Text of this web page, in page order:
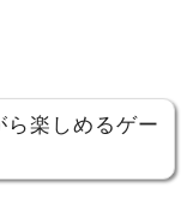
ら楽しめるゲー